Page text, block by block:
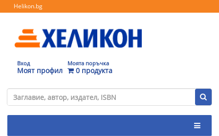
Helikon.bg
Вход
Моят профил
Моята поръчка
0 продукта